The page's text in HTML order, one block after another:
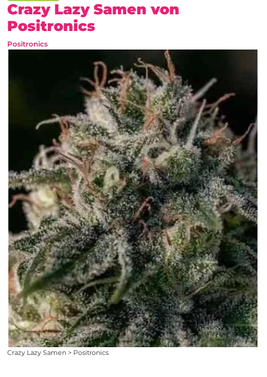
Crazy Lazy Samen von
Positronics
Positronics
Crazy Lazy Samen > Positronics